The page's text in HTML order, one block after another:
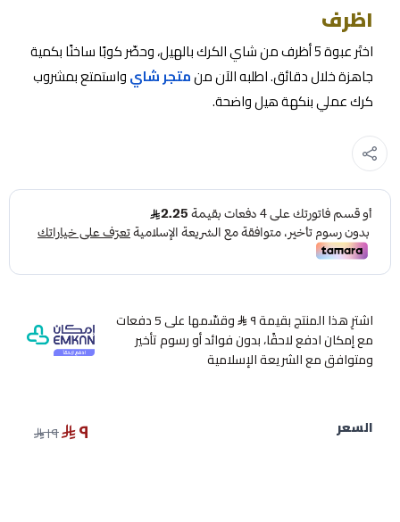
اظرف
اختَر عبوة 5 أظرف من شاي الكرك بالهيل، وحضّر كوبًا ساخنًا بكمية
جاهزة خلال دقائق. اطلبه الآن منمتجر شايواستمتع بمشروب
كرك عملي بنكهة هيل واضحة.
اشترِ هذا المنتج بقيمة ٩
وقسّمها على 5 دفعات
مع إمكان ادفع لاحقًا، بدون فوائد أو رسوم تأخير
ومتوافق مع الشريعة الإسلامية
السعر ٩ ١٩